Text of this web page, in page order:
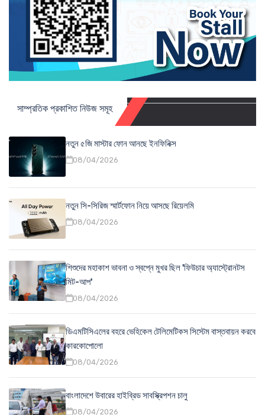
সাম্প্রতিক প্রকাশিত নিউজ সমূহ
নতুন ৫জি মাস্টার ফোন আনছে ইনফিনিক্স
08/04/2026
নতুন সি-সিরিজ স্মার্টফোন নিয়ে আসছে রিয়েলমি
08/04/2026
শিশুদের মহাকাশ ভাবনা ও স্বপ্নে মুখর ছিল 'ফিউচার অ্যাস্ট্রোনটস
মিট-আপ'
08/04/2026
ডিএমটিসিএলের বহরে ভেহিকেল টেলিমেটিকস সিস্টেম বাস্তবায়ন করবে
কারকোপোলো
08/04/2026
বাংলাদেশে উবারের হাইব্রিড সাবস্ক্রিপশন চালু
08/04/2026